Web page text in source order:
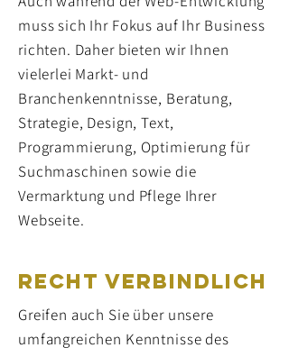
muss sich Ihr Fokus auf Ihr Business
richten. Daher bieten wir Ihnen
vielerlei Markt- und
Branchenkenntnisse, Beratung,
Strategie, Design, Text,
Programmierung, Optimierung für
Suchmaschinen sowie die
Vermarktung und Pflege Ihrer
Webseite.
Recht verbindlich
Greifen auch Sie über unsere
umfangreichen Kenntnisse des